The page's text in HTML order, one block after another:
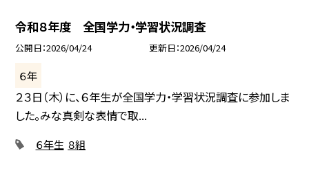
令和８年度 全国学力・学習状況調査
公開日 2026/04/24 更新日 2026/04/24
６年
２３日（木）に、６年生が全国学力・学習状況調査に参加しま
した。みな真剣な表情で取...
６年生 ８組